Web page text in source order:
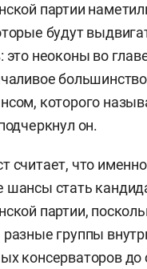
партии
будут
это неоконы во
которого
он.
считает, что
шансы стать
партии,
группы
консерваторов до